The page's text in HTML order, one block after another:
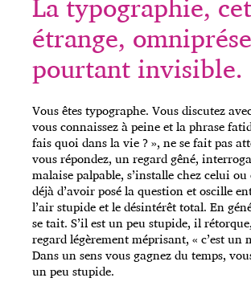
étrange,
pourtant invisible.
Vous êtes typographe. Vous discutez
vous connaissez à peine et la phrase
fais quoi dans la vie ? », ne se fait pas
vous répondez, un regard gêné,
malaise palpable, s’installe chez celui
déjà d’avoir posé la question et oscille
l’air stupide et le désintérêt total. En
se tait. S’il est un peu stupide, il
regard légèrement méprisant, « c’est un
Dans un sens vous gagnez du temps,
un peu stupide.